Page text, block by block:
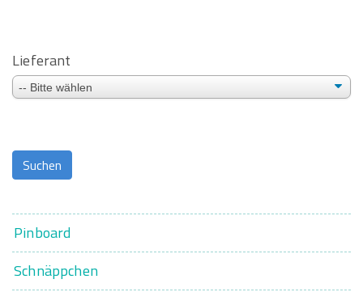
Lieferant
Pinboard
Schnäppchen